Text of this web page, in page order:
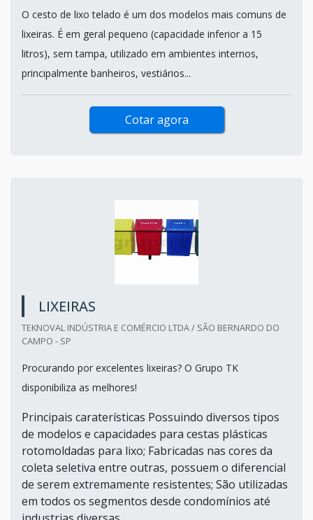
O cesto de lixo telado é um dos modelos mais comuns de
lixeiras. É em geral pequeno (capacidade inferior a 15
litros), sem tampa, utilizado em ambientes internos,
principalmente banheiros, vestiários...
Cotar agora
LIXEIRAS
TEKNOVAL INDÚSTRIA E COMÉRCIO LTDA / SÃO BERNARDO DO
CAMPO - SP
Procurando por excelentes lixeiras? O Grupo TK
disponibiliza as melhores!
Principais caraterísticas Possuindo diversos tipos
de modelos e capacidades para cestas plásticas
rotomoldadas para lixo; Fabricadas nas cores da
coleta seletiva entre outras, possuem o diferencial
de serem extremamente resistentes; São utilizadas
em todos os segmentos desde condomínios até